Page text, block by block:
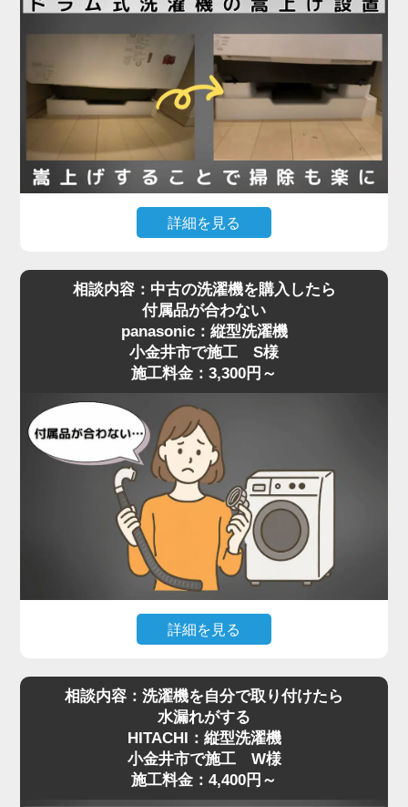
（水栓金具）が本体と干渉してしまい、奥まで入ら
ず断念されたとのことでした。
現地確認のうえ、干渉の原因が水栓の出っ張りであ
ることを特定。そこで、出幅の少ない「壁ピタ水
栓」に交換することで、洗濯機がすっきり収まるス
ペースを確保しました。その後、洗濯機を慎重に搬
入・設置し、給水・排水ホースの接続、動作確認ま
で丁寧に対応。施工料金は13,780円～で、機器の扱
いが難しい場所でもしっかりサポートしています。
洗濯機取り付けは「置くだけ」では済まない場合も
多く、ちょっとした配管や水栓の干渉が障害になる
ことがあります。設置でお困りの際は、ぜひ専門業
者へご相談ください。プロの目線で、的確な対応を
ご提案いたします。
詳細を見る
圧洗浄に対応するには、洗濯機を嵩上げしないとい
けない」と管理会社から案内されたものの、「洗濯
機が重すぎて持ち上げられない」というお悩みで、
小金井市でご依頼いただいたK様の施工事例をご紹
介します。
設置されていたのは、Panasonicのドラム式洗濯
機。一般的な縦型と比べて本体が非常に重く、ご自
身で嵩上げ台を取り付けるのは現実的ではありませ
んでした。当店では、専用の工具で熟練のスタッフ
が慎重に本体を持ち上げ、水平を保ったまま嵩上げ
台を正しく設置。わずかな傾きでも動作や振動に影
響が出るため、細部まで調整しながら施工を進めま
施工後は洗濯機の下に空間ができたことで、今後の
配管清掃もスムーズに行える状態に。施工料金は
洗濯機取り付けにおける嵩上げ作業は、重量物の取
り扱いと設置バランスが重要。プロの手による確実
な設置をご希望の方は、ぜひ一度ご相談ください。
安全かつ丁寧に対応いたします。
相談内容：中古の洗濯機を購入したら
付属品が合わない
panasonic：縦型洗濯機
小金井市で施工 S様
施工料金：3,300円～
詳細を見る
で、状態の良い中古の洗濯機を購入される方も増え
ていますが、**実際に設置しようとした際に「付属
品が合わない」といったトラブルも少なくありませ
ん。小金井市で施工をご依頼いただいたS様も、中
古で購入されたPanasonicの縦型洗濯機の取り付け
相談内容：洗濯機を自分で取り付けたら
水漏れがする
HITACHI：縦型洗濯機
小金井市で施工 W様
施工料金：4,400円～